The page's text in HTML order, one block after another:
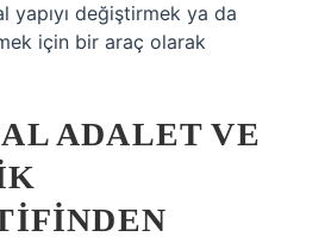
yapıyı değiştirmek ya da
için bir araç olarak
ADALET VE